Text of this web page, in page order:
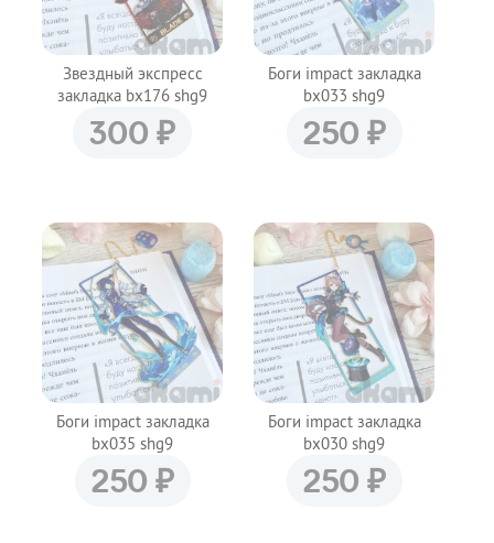
Звездный экспресс
закладка bx176 shg9
300 ₽
Боги impact закладка
bx033 shg9
250 ₽
Боги impact закладка
bx035 shg9
250 ₽
Боги impact закладка
bx030 shg9
250 ₽